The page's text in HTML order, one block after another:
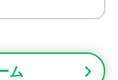
ム